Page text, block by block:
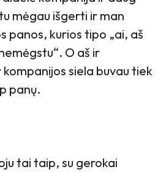
mėgau išgerti ir man
panos, kurios tipo „ai, aš
O aš ir
siela buvau tiek
panų.
tai taip, su gerokai